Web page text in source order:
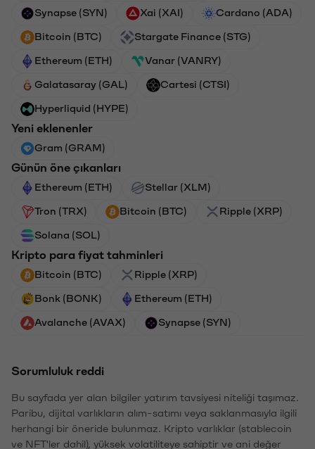
Synapse (SYN) Xai (XAI) Cardano (ADA)
Bitcoin (BTC) Stargate Finance (STG)
Ethereum (ETH) Vanar (VANRY)
Galatasaray (GAL) Cartesi (CTSI)
Hyperliquid (HYPE)
Yeni eklenenler
Gram (GRAM)
Günün öne çıkanları
Ethereum (ETH) Stellar (XLM)
Tron (TRX) Bitcoin (BTC) Ripple (XRP)
Solana (SOL)
Kripto para fiyat tahminleri
Bitcoin (BTC) Ripple (XRP)
Bonk (BONK) Ethereum (ETH)
Avalanche (AVAX) Synapse (SYN)
Sorumluluk reddi
Bu sayfada yer alan bilgiler yatırım tavsiyesi niteliği taşımaz.
Paribu, dijital varlıkların alım-satımı veya saklanmasıyla ilgili
herhangi bir öneride bulunmaz. Kripto varlıklar (stablecoin
ve NFT'ler dahil), yüksek volatiliteye sahiptir ve ani değer